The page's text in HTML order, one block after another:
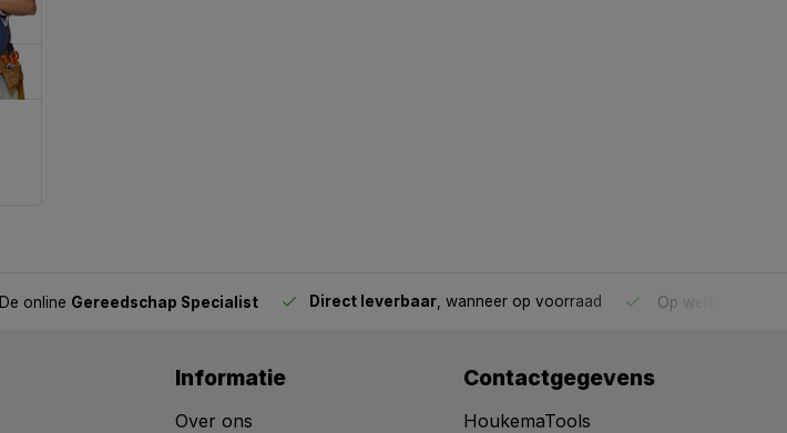
De online Gereedschap Specialist Direct leverbaar , wanneer op voorraad Op werkdagen
Informatie
Over ons
Contactgegevens
HoukemaTools